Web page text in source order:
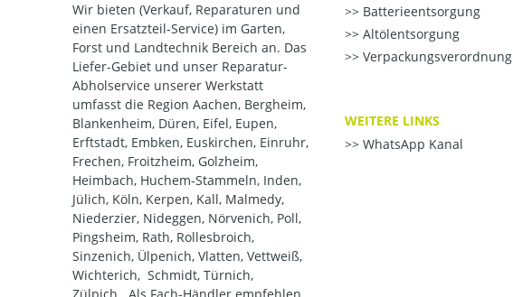
Wir bieten (Verkauf, Reparaturen und
einen Ersatzteil-Service) im Garten,
Forst und Landtechnik Bereich an. Das
Liefer-Gebiet und unser Reparatur-
Abholservice unserer Werkstatt
umfasst die Region Aachen, Bergheim,
Blankenheim, Düren, Eifel, Eupen,
Erftstadt, Embken, Euskirchen, Einruhr,
Frechen, Froitzheim, Golzheim,
Heimbach, Huchem-Stammeln, Inden,
Jülich, Köln, Kerpen, Kall, Malmedy,
Niederzier, Nideggen, Nörvenich, Poll,
Pingsheim, Rath, Rollesbroich,
Sinzenich, Ülpenich, Vlatten, Vettweiß,
Wichterich, Schmidt, Türnich,
Batterieentsorgung
Altölentsorgung
Verpackungsverordnung
WEITERE LINKS
WhatsApp Kanal